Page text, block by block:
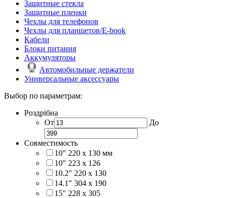
Защитные стекла
Защитные пленки
Чехлы для телефонов
Чехлы для планшетов/E-book
Кабели
Блоки питания
Аккумуляторы
Автомобильные держатели
Универсальные аксессуары
Выбор по параметрам:
Роздрібна
От
До
Совместимость
10" 220 x 130 мм
10" 223 x 126
10.2" 220 x 130
14.1" 304 х 190
15" 228 x 305